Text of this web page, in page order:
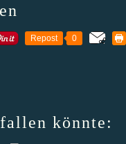
Repost 0
könnte: